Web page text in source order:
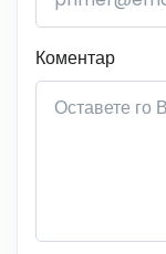
Коментар